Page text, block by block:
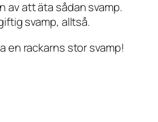
av att äta sådan svamp.
svamp, alltså.
en rackarns stor svamp!